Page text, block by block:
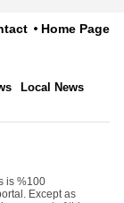
Home Page
Local News
is %100
Except as